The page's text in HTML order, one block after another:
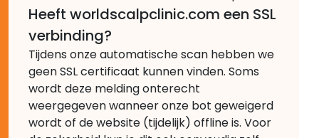
Heeft worldscalpclinic.com een SSL
verbinding?
Tijdens onze automatische scan hebben we
geen SSL certificaat kunnen vinden. Soms
wordt deze melding onterecht
weergegeven wanneer onze bot geweigerd
wordt of de website (tijdelijk) offline is. Voor